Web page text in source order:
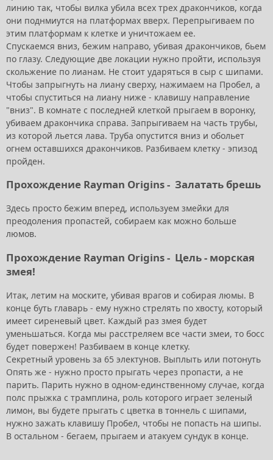
линию так, чтобы вилка убила всех трех дракончиков, когда
они поднмиутся на платформах вверх. Перепрыгиваем по
этим платформам к клетке и уничтожаем ее.
Спускаемся вниз, бежим направо, убивая дракончиков, бьем
по глазу. Следующие две локации нужно пройти, используя
скольжение по лианам. Не стоит ударяться в сыр с шипами.
Чтобы запрыгнуть на лиану сверху, нажимаем на Пробел, а
чтобы спуститься на лиану ниже - клавишу направление
"вниз". В комнате с последней клеткой прыгаем в воронку,
убиваем дракончика справа. Запрыгиваем на часть трубы,
из которой льется лава. Труба опустится вниз и обольет
огнем оставшихся дракончиков. Разбиваем клетку - эпизод
пройден.
Прохождение Rayman Origins - Залатать брешь
Здесь просто бежим вперед, используем змейки для
преодоления пропастей, собираем как можно больше
люмов.
Прохождение Rayman Origins - Цель - морская
змея!
Итак, летим на моските, убивая врагов и собирая люмы. В
конце буть главарь - ему нужно стрелять по хвосту, который
имеет сиреневый цвет. Каждый раз змея будет
уменьшаться. Когда мы расстреляем все части змеи, то босс
будет повержен! Разбиваем в конце клетку.
Секретный уровень за 65 электунов. Выплыть или потонуть
Опять же - нужно просто прыгать через пропасти, а не
парить. Парить нужно в одном-единственному случае, когда
полс прыжка с трамплина, роль которого играет зеленый
лимон, вы будете прыгать с цветка в тоннель с шипами,
нужно зажать клавишу Пробел, чтобы не попасть на шипы.
В остальном - бегаем, прыгаем и атакуем сундук в конце.